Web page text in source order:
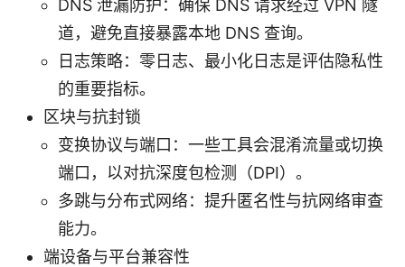
DNS 泄漏防护：确保 DNS 请求经过 VPN 隧
道，避免直接暴露本地 DNS 查询。
日志策略：零日志、最小化日志是评估隐私性
的重要指标。
区块与抗封锁
变换协议与端口：一些工具会混淆流量或切换
端口，以对抗深度包检测（DPI）。
多跳与分布式网络：提升匿名性与抗网络审查
能力。
端设备与平台兼容性